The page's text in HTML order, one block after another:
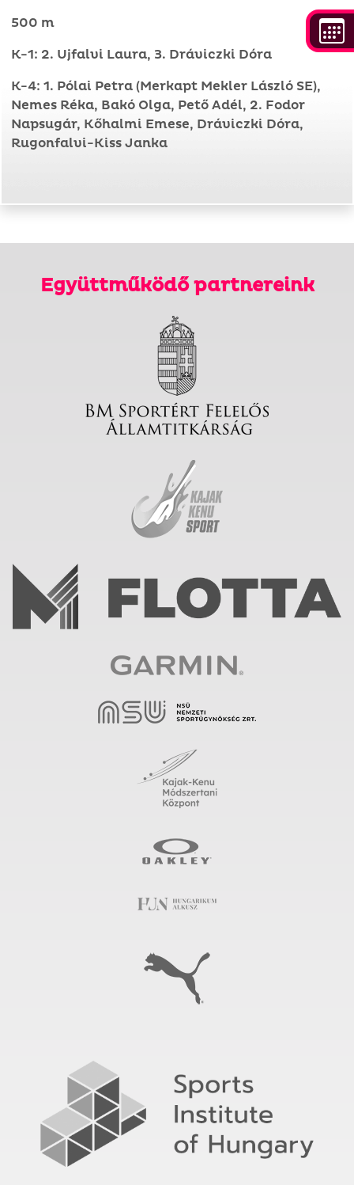
500 m
K-1: 2. Ujfalvi Laura, 3. Dráviczki Dóra
K-4: 1. Pólai Petra (Merkapt Mekler László SE),
Nemes Réka, Bakó Olga, Pető Adél, 2. Fodor
Napsugár, Kőhalmi Emese, Dráviczki Dóra,
Rugonfalvi-Kiss Janka
Együttműködő partnereink